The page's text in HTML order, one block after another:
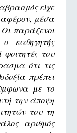
είχε
μέσα
παράξενοι
καθηγητής
φοιτητές του
ότι τις
πρέπει
με το
την άποψη
του τη
αριθμός